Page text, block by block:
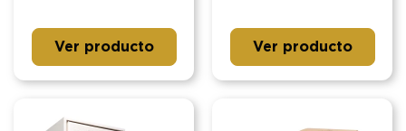
Ver producto Ver producto